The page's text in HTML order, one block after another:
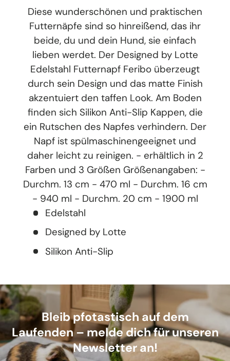
Diese wunderschönen und praktischen
Futternäpfe sind so hinreißend, das ihr
beide, du und dein Hund, sie einfach
lieben werdet. Der Designed by Lotte
Edelstahl Futternapf Feribo überzeugt
durch sein Design und das matte Finish
akzentuiert den taffen Look. Am Boden
finden sich Silikon Anti-Slip Kappen, die
ein Rutschen des Napfes verhindern. Der
Napf ist spülmaschinengeeignet und
daher leicht zu reinigen. - erhältlich in 2
Farben und 3 Größen Größenangaben: -
Durchm. 13 cm - 470 ml - Durchm. 16 cm
- 940 ml - Durchm. 20 cm - 1900 ml
Edelstahl
Designed by Lotte
Silikon Anti-Slip
Bleib pfotastisch auf dem
Laufenden – melde dich für unseren
Newsletter an!